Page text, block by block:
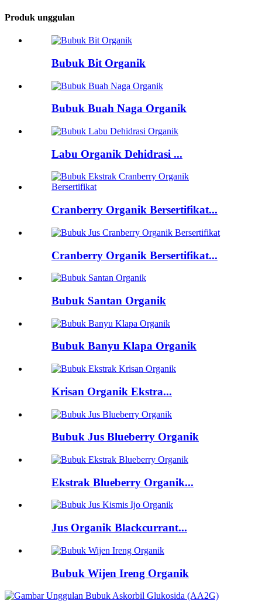
Produk unggulan
Bubuk Bit Organik
Bubuk Buah Naga Organik
Labu Organik Dehidrasi ...
Cranberry Organik Bersertifikat...
Cranberry Organik Bersertifikat...
Bubuk Santan Organik
Bubuk Banyu Klapa Organik
Krisan Organik Ekstra...
Bubuk Jus Blueberry Organik
Ekstrak Blueberry Organik...
Jus Organik Blackcurrant...
Bubuk Wijen Ireng Organik